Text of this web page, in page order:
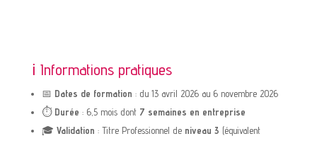
ℹ️ Informations pratiques
📅 Dates de formation : du 13 avril 2026 au 6 novembre 2026
⏱️ Durée : 6,5 mois dont 7 semaines en entreprise
🎓 Validation : Titre Professionnel de niveau 3 (équivalent